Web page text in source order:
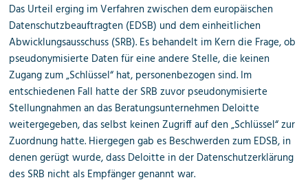
Das Urteil erging im Verfahren zwischen dem europäischen
Datenschutzbeauftragten (EDSB) und dem einheitlichen
Abwicklungsausschuss (SRB). Es behandelt im Kern die Frage, ob
pseudonymisierte Daten für eine andere Stelle, die keinen
Zugang zum „Schlüssel“ hat, personenbezogen sind. Im
entschiedenen Fall hatte der SRB zuvor pseudonymisierte
Stellungnahmen an das Beratungsunternehmen Deloitte
weitergegeben, das selbst keinen Zugriff auf den „Schlüssel“ zur
Zuordnung hatte. Hiergegen gab es Beschwerden zum EDSB, in
denen gerügt wurde, dass Deloitte in der Datenschutzerklärung
des SRB nicht als Empfänger genannt war.